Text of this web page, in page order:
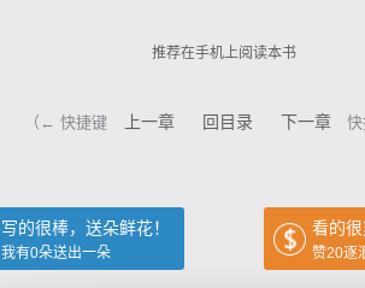
推荐在手机上阅读本书
（← 快捷键 上一章 回目录 下一章 快
写的很棒，送朵鲜花！
我有0朵送出一朵
看的很
赞20逐